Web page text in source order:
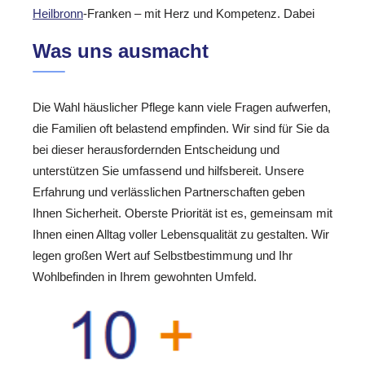
Heilbronn-Franken – mit Herz und Kompetenz. Dabei
Was uns ausmacht
Die Wahl häuslicher Pflege kann viele Fragen aufwerfen,
die Familien oft belastend empfinden. Wir sind für Sie da
bei dieser herausfordernden Entscheidung und
unterstützen Sie umfassend und hilfsbereit. Unsere
Erfahrung und verlässlichen Partnerschaften geben
Ihnen Sicherheit. Oberste Priorität ist es, gemeinsam mit
Ihnen einen Alltag voller Lebensqualität zu gestalten. Wir
legen großen Wert auf Selbstbestimmung und Ihr
Wohlbefinden in Ihrem gewohnten Umfeld.